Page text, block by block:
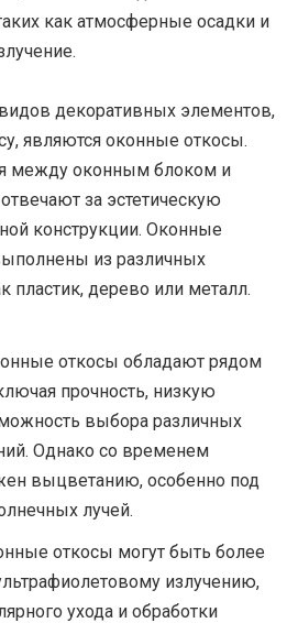
как атмосферные осадки и
декоративных элементов,
являются оконные откосы.
между оконным блоком и
за эстетическую
конструкции. Оконные
из различных
пластик, дерево или металл.
откосы обладают рядом
прочность, низкую
выбора различных
Однако со временем
выцветанию, особенно под
лучей.
откосы могут быть более
излучению,
ухода и обработки